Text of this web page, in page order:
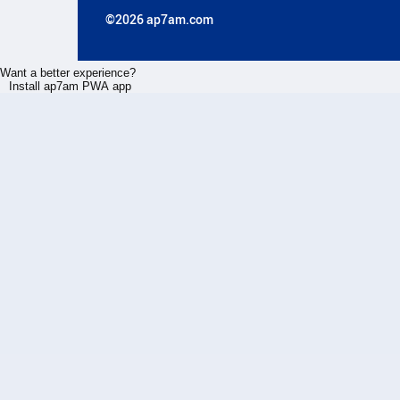
©2026 ap7am.com
Want a better experience?
Install ap7am PWA app